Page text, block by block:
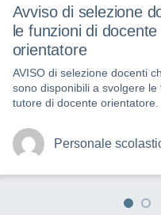
Avviso di selezione
le funzioni di
orientatore
AVISO di selezione docenti
sono disponibili a svolgere le
tutore di docente orientatore.
Personale